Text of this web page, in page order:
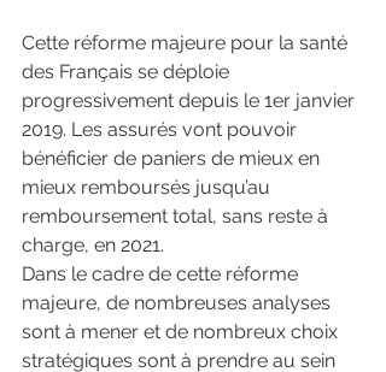
Cette réforme majeure pour la santé
des Français se déploie
progressivement depuis le 1er janvier
2019. Les assurés vont pouvoir
bénéficier de paniers de mieux en
mieux remboursés jusqu’au
remboursement total, sans reste à
charge, en 2021.
Dans le cadre de cette réforme
majeure, de nombreuses analyses
sont à mener et de nombreux choix
stratégiques sont à prendre au sein